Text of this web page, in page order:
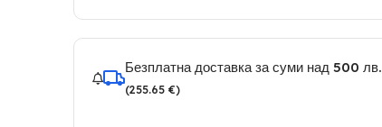
Безплатна доставка за суми над 500 лв.
(255.65 €)